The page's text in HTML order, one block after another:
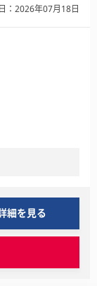
：2026年07月18日
細を見る